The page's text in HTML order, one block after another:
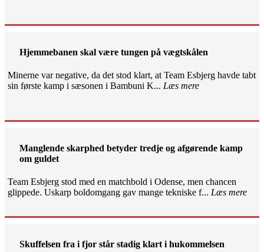
Hjemmebanen skal være tungen på vægtskålen
Minerne var negative, da det stod klart, at Team Esbjerg havde tabt
sin første kamp i sæsonen i Bambuni K... Læs mere
Manglende skarphed betyder tredje og afgørende kamp
om guldet
Team Esbjerg stod med en matchbold i Odense, men chancen
glippede. Uskarp boldomgang gav mange tekniske f... Læs mere
Skuffelsen fra i fjor står stadig klart i hukommelsen